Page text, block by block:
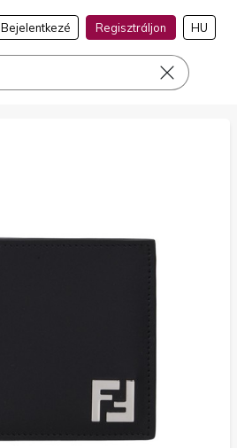
Bejelentkezé
Regisztráljon
a címen
HU